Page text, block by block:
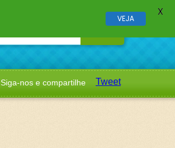
Siga-nos e compartilhe Tweet
VEJA
X